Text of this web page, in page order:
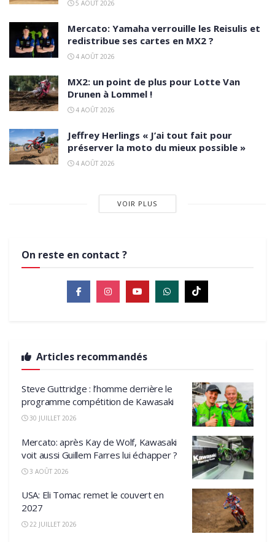
5 AOÛT 2026
Mercato: Yamaha verrouille les Reisulis et
redistribue ses cartes en MX2 ?
4 AOÛT 2026
MX2: un point de plus pour Lotte Van
Drunen à Lommel !
4 AOÛT 2026
Jeffrey Herlings « J’ai tout fait pour
préserver la moto du mieux possible »
4 AOÛT 2026
VOIR PLUS
On reste en contact ?
Articles recommandés
Steve Guttridge : l’homme derrière le
programme compétition de Kawasaki
30 JUILLET 2026
Mercato: après Kay de Wolf, Kawasaki
voit aussi Guillem Farres lui échapper ?
3 AOÛT 2026
USA: Eli Tomac remet le couvert en
2027
22 JUILLET 2026